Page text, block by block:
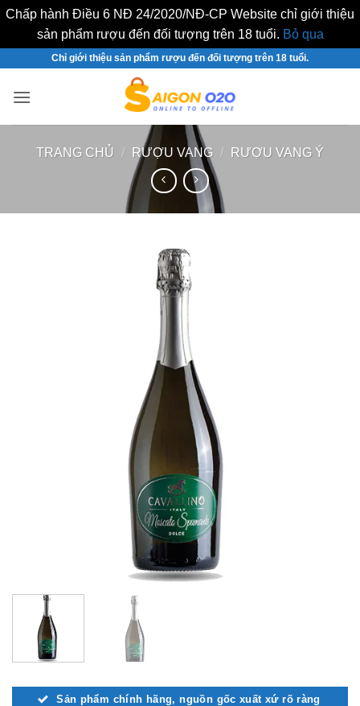
Chấp hành Điều 6 NĐ 24/2020/NĐ-CP Website chỉ giới thiệu
sản phẩm rượu đến đối tượng trên 18 tuổi. Bỏ qua
nội
Chỉ giới thiệu sản phẩm rượu đến đối tượng trên 18 tuổi.
TRANG CHỦ / RƯỢU VANG / RƯỢU VANG Ý
Sản phẩm chính hãng, nguồn gốc xuất xứ rõ ràng